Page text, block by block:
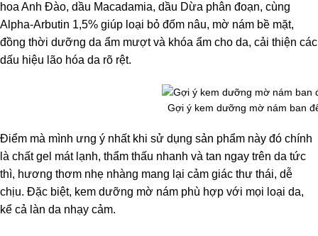
hoa Anh Đào, dầu Macadamia, dầu Dừa phân đoạn, cùng
Alpha-Arbutin 1,5% giúp loại bỏ đốm nâu, mờ nám bề mặt,
đồng thời dưỡng da ẩm mượt và khóa ẩm cho da, cải thiện các
dấu hiệu lão hóa da rõ rệt.
Gợi ý kem dưỡng mờ nám ban
Điểm mà mình ưng ý nhất khi sử dụng sản phẩm này đó chính
là chất gel mát lạnh, thẩm thấu nhanh và tan ngay trên da tức
thì, hương thơm nhẹ nhàng mang lại cảm giác thư thái, dễ
chịu. Đặc biệt, kem dưỡng mờ nám phù hợp với mọi loại da,
kể cả làn da nhạy cảm.